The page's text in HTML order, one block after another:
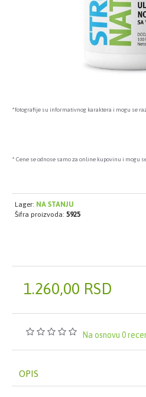
*fotografije su informativnog karaktera i mogu se
* Cene se odnose samo za online kupovinu i mogu
Na osnovu 0
1.260,00 RSD
Lager: NA STANJU
Šifra proizvoda: 5925
OPIS